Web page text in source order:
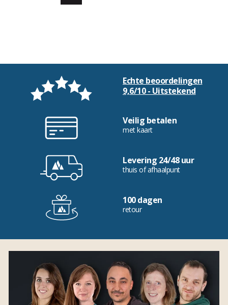
Echte beoordelingen
9,6/10 - Uitstekend
Veilig betalen
met kaart
Levering 24/48 uur
thuis of afhaalpunt
100 dagen
retour